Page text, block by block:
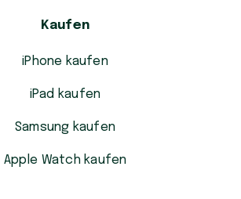
Kaufen
iPhone kaufen
iPad kaufen
Samsung kaufen
Apple Watch kaufen